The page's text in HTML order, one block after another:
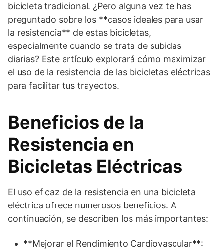
bicicleta tradicional. ¿Pero alguna vez te has
preguntado sobre los **casos ideales para usar
la resistencia** de estas bicicletas,
especialmente cuando se trata de subidas
diarias? Este artículo explorará cómo maximizar
el uso de la resistencia de las bicicletas eléctricas
para facilitar tus trayectos.
Beneficios de la
Resistencia en
Bicicletas Eléctricas
El uso eficaz de la resistencia en una bicicleta
eléctrica ofrece numerosos beneficios. A
continuación, se describen los más importantes:
**Mejorar el Rendimiento Cardiovascular**: